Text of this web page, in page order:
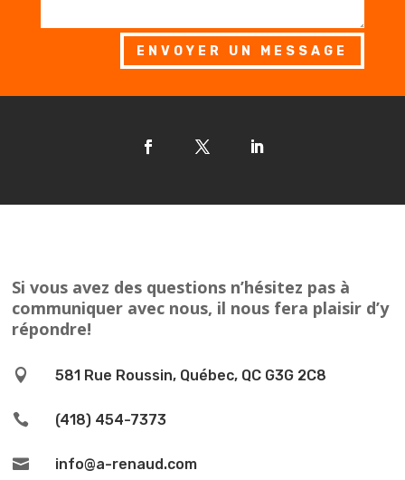
ENVOYER UN MESSAGE
Si vous avez des questions n’hésitez pas à
communiquer avec nous, il nous fera plaisir d’y
répondre!
 581 Rue Roussin, Québec, QC G3G 2C8
 (418) 454-7373
 info@a-renaud.com